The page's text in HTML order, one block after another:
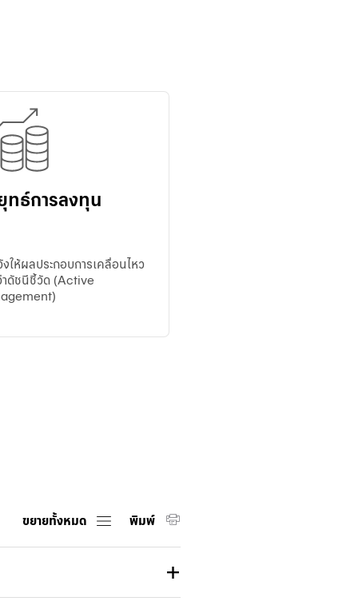
ทธ์การลงทุน
ให้ผลประกอบการเคลื่อนไหว
าดัชนีชี้วัด (Active
ขยายทั้งหมด พิมพ์